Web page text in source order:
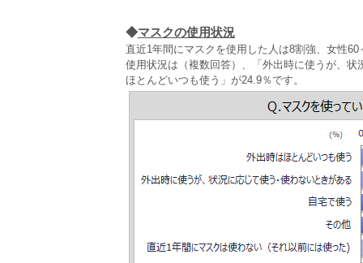
◆マスクの使用状況
直近1年間にマスクを使用した人は8割強、女性
使用状況は（複数回答）、「外出時に使うが、
ほとんどいつも使う」が24.9％です。